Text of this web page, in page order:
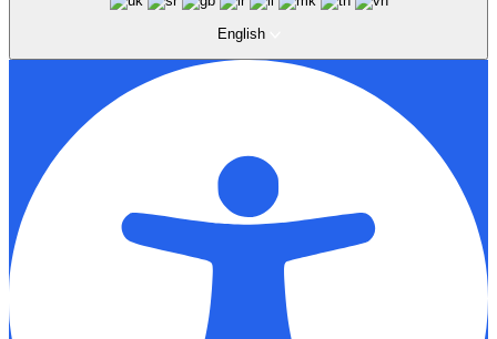
English